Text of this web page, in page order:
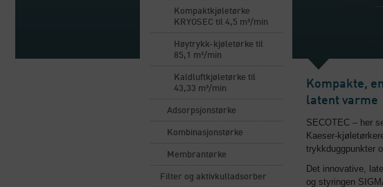
Kompaktkjøletørke
KRYOSEC til 4,5 m³/min
Høytrykk-kjøletørke til
85,1 m³/min
Kaldluftkjøletørke til
43,33 m³/min
Adsorpsjonstørke
Kombinasjonstørke
Membrantørke
Filter og aktivkulladsorber
Kompakte,
latent varme
SECOTEC – her
Kaeser-
trykkduggpunkter
Det innovative,
og styringen